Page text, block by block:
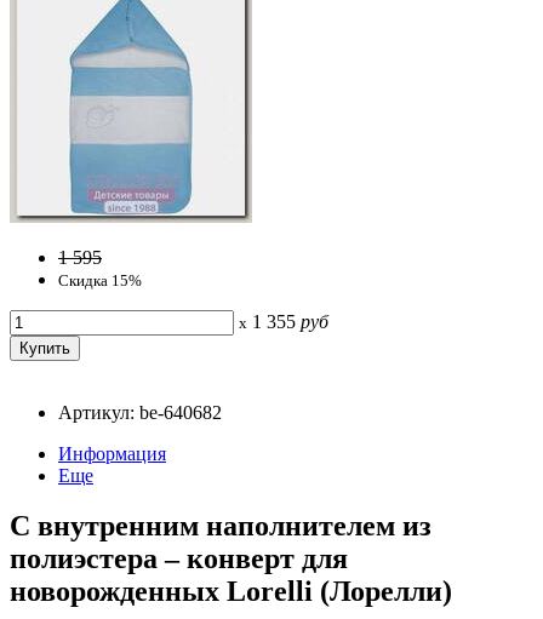
1 595
Скидка 15%
x 1 355 руб
Артикул: be-640682
Информация
Еще
С внутренним наполнителем из
полиэстера – конверт для
новорожденных Lorelli (Лорелли)